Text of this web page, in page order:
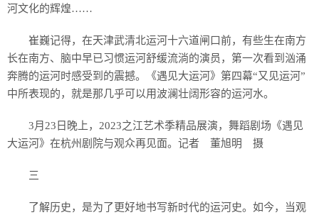
河文化的辉煌……
崔巍记得，在天津武清北运河十六道闸口前，有些生在南方
长在南方、脑中早已习惯运河舒缓流淌的演员，第一次看到汹涌
奔腾的运河时感受到的震撼。《遇见大运河》第四幕“又见运河”
中所表现的，就是那几乎可以用波澜壮阔形容的运河水。
3月23日晚上，2023之江艺术季精品展演，舞蹈剧场《遇见
大运河》在杭州剧院与观众再见面。记者 董旭明 摄
三
了解历史，是为了更好地书写新时代的运河史。如今，当观